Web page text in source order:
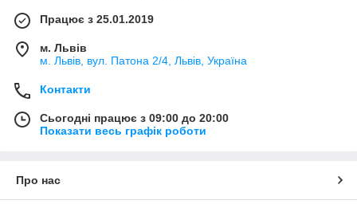
Працює з 25.01.2019
м. Львів
м. Львів, вул. Патона 2/4, Львів, Україна
Контакти
Сьогодні працює з 09:00 до 20:00
Показати весь графік роботи
Про нас